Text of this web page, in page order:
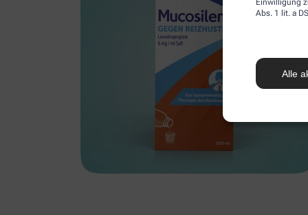
Einwilligung
Abs. 1 lit. a
Alle